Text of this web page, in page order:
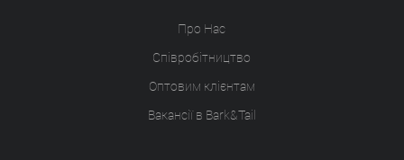
Про Нас
Співробітництво
Оптовим клієнтам
Вакансії в Bark&Tail